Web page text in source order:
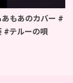
もあのカバー #
#テルーの唄